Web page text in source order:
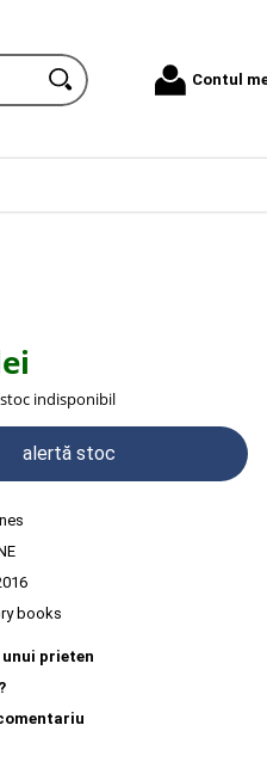
Contul
stoc indisponibil
alertă stoc
books
prieten